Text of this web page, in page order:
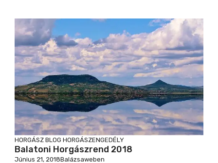
HORGÁSZ BLOG HORGÁSZENGEDÉLY
Balatoni Horgászrend 2018
Június 21, 2018Balázsaweben